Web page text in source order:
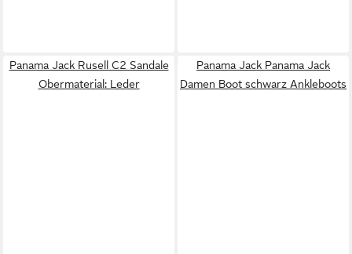
Panama Jack Rusell C2 Sandale
Obermaterial: Leder
Panama Jack Panama Jack
Damen Boot schwarz Ankleboots